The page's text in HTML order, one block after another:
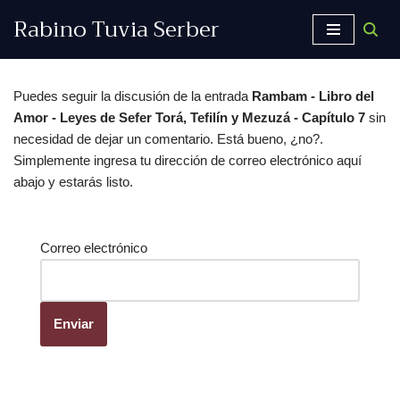
contenido
Rabino Tuvia Serber
Puedes seguir la discusión de la entrada Rambam - Libro del
Amor - Leyes de Sefer Torá, Tefilín y Mezuzá - Capítulo 7 sin
necesidad de dejar un comentario. Está bueno, ¿no?.
Simplemente ingresa tu dirección de correo electrónico aquí
abajo y estarás listo.
Correo electrónico